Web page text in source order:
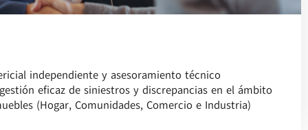
independiente y asesoramiento técnico
eficaz de siniestros y discrepancias en el ámbito
(Hogar, Comunidades, Comercio e Industria)